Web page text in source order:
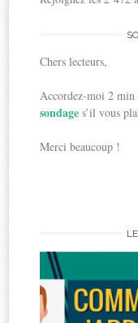
Chers lecteurs,
Accordez-moi 2 min
sondages’il vous
Merci beaucoup !